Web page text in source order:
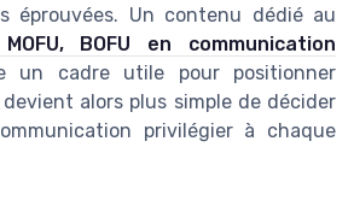
éprouvées. Un contenu dédié au
BOFU en communication
un cadre utile pour positionner
alors plus simple de décider
privilégier à chaque